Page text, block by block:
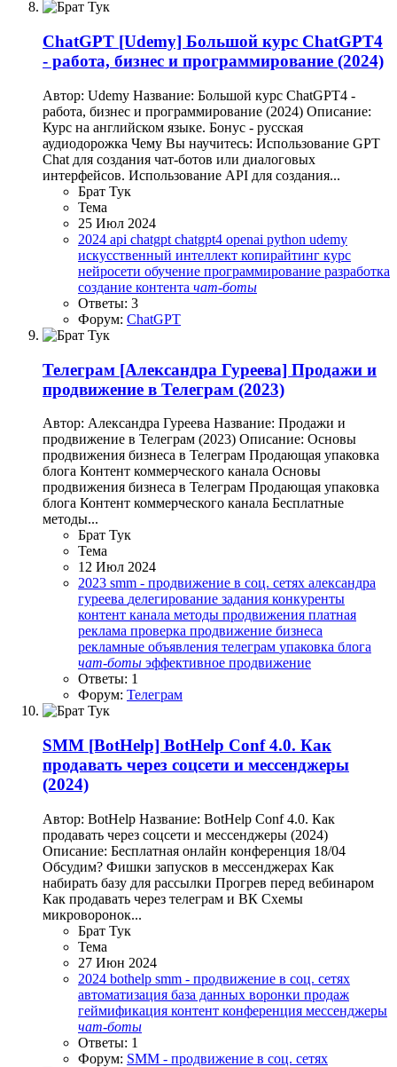
ChatGPT [Udemy] Большой курс ChatGPT4
- работа, бизнес и программирование (2024)
Автор: Udemy Название: Большой курс ChatGPT4 -
работа, бизнес и программирование (2024) Описание:
Курс на английском языке. Бонус - русская
аудиодорожка Чему Вы научитесь: Использование GPT
Chat для создания чат-ботов или диалоговых
интерфейсов. Использование API для создания...
Брат Тук
Тема
25 Июл 2024
2024 api chatgpt chatgpt4 openai python udemy
искусственный интеллект копирайтинг курс
нейросети обучение программирование разработка
создание контента чат-боты
Ответы: 3
Форум: ChatGPT
Телеграм [Александра Гуреева] Продажи и
продвижение в Телеграм (2023)
Автор: Александра Гуреева Название: Продажи и
продвижение в Телеграм (2023) Описание: Основы
продвижения бизнеса в Телеграм Продающая упаковка
блога Контент коммерческого канала Основы
продвижения бизнеса в Телеграм Продающая упаковка
блога Контент коммерческого канала Бесплатные
методы...
Брат Тук
Тема
12 Июл 2024
2023 smm - продвижение в соц. сетях александра
гуреева делегирование задания конкуренты
контент канала методы продвижения платная
реклама проверка продвижение бизнеса
рекламные объявления телеграм упаковка блога
чат-боты эффективное продвижение
Ответы: 1
Форум: Телеграм
SMM [BotHelp] BotHelp Conf 4.0. Как
продавать через соцсети и мессенджеры
(2024)
Автор: BotHelp Название: BotHelp Conf 4.0. Как
продавать через соцсети и мессенджеры (2024)
Описание: Бесплатная онлайн конференция 18/04
Обсудим? Фишки запусков в мессенджерах Как
набирать базу для рассылки Прогрев перед вебинаром
Как продавать через телеграм и ВК Схемы
микроворонок...
Брат Тук
Тема
27 Июн 2024
2024 bothelp smm - продвижение в соц. сетях
автоматизация база данных воронки продаж
геймификация контент конференция мессенджеры
чат-боты
Ответы: 1
Форум: SMM - продвижение в соц. сетях